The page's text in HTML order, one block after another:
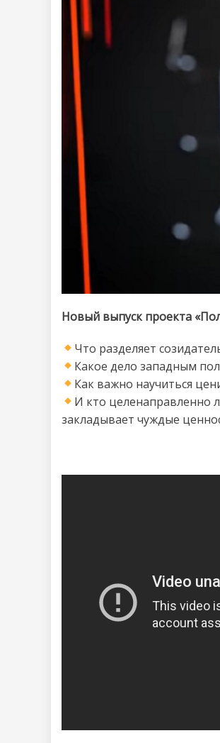
Новый выпуск проекта
Что разделяет
Какое дело западным
Как важно научиться
И кто целенаправленно
закладывает чуждые